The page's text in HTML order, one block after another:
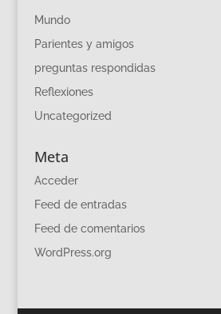
Mundo
Parientes y amigos
preguntas respondidas
Reflexiones
Uncategorized
Meta
Acceder
Feed de entradas
Feed de comentarios
WordPress.org